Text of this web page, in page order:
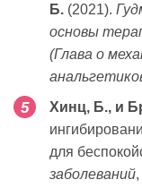
Б. (2021).
основы
(Глава о
Хинц, Б., и
для
заболеваний